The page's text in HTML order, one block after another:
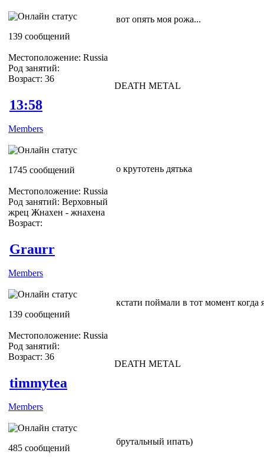
139 сообщений
Местоположение: Russia
Род занятий:
Возраст: 36
вот опять моя рожа...
DEATH METAL
13:58
Members
1745 сообщений
Местоположение: Russia
Род занятий: Верховный
жрец Жнахен - жнахена
Возраст:
о крутотень дятька
Graurr
Members
139 сообщений
Местоположение: Russia
Род занятий:
Возраст: 36
кстати поймали в тот момент когда
DEATH METAL
timmytea
Members
485 сообщений
брутальный ипать)